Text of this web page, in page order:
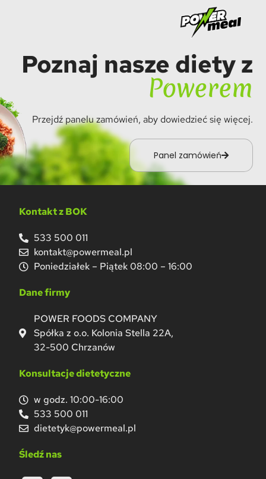
Poznaj nasze diety z
Powerem
Przejdź panelu zamówień, aby dowiedzieć się więcej.
Panel zamówień
Kontakt z BOK
533 500 011
kontakt@powermeal.pl
Poniedziałek – Piątek 08:00 – 16:00
Dane firmy
POWER FOODS COMPANY
Spółka z o.o. Kolonia Stella 22A,
32-500 Chrzanów
Konsultacje dietetyczne
w godz. 10:00-16:00
533 500 011
dietetyk@powermeal.pl
Śledź nas